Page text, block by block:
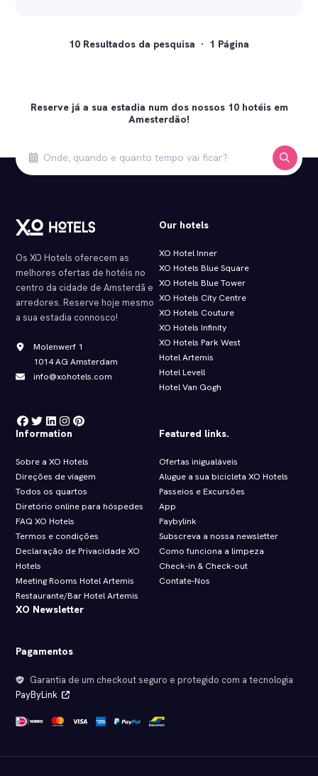
10 Resultados da pesquisa · 1 Página
Reserve já a sua estadia num dos nossos 10 hotéis em
Amesterdão!
Os XO Hotels oferecem as
melhores ofertas de hotéis no
centro da cidade de Amsterdã e
arredores. Reserve hoje mesmo
a sua estadia connosco!
Molenwerf 1
1014 AG Amsterdam
info@xohotels.com
Our hotels
XO Hotel Inner
XO Hotels Blue Square
XO Hotels Blue Tower
XO Hotels City Centre
XO Hotels Couture
XO Hotels Infinity
XO Hotels Park West
Hotel Artemis
Hotel Levell
Hotel Van Gogh
Information
Sobre a XO Hotels
Direções de viagem
Todos os quartos
Diretório online para hóspedes
FAQ XO Hotels
Termos e condições
Declaração de Privacidade XO
Hotels
Meeting Rooms Hotel Artemis
Restaurante/Bar Hotel Artemis
Featured links.
Ofertas inigualáveis
Alugue a sua bicicleta XO Hotels
Passeios e Excursões
App
Paybylink
Subscreva a nossa newsletter
Como funciona a limpeza
Check‑in & Check‑out
Contate-Nos
XO Newsletter
Pagamentos
Garantia de um checkout seguro e protegido com a tecnologia
PayByLink